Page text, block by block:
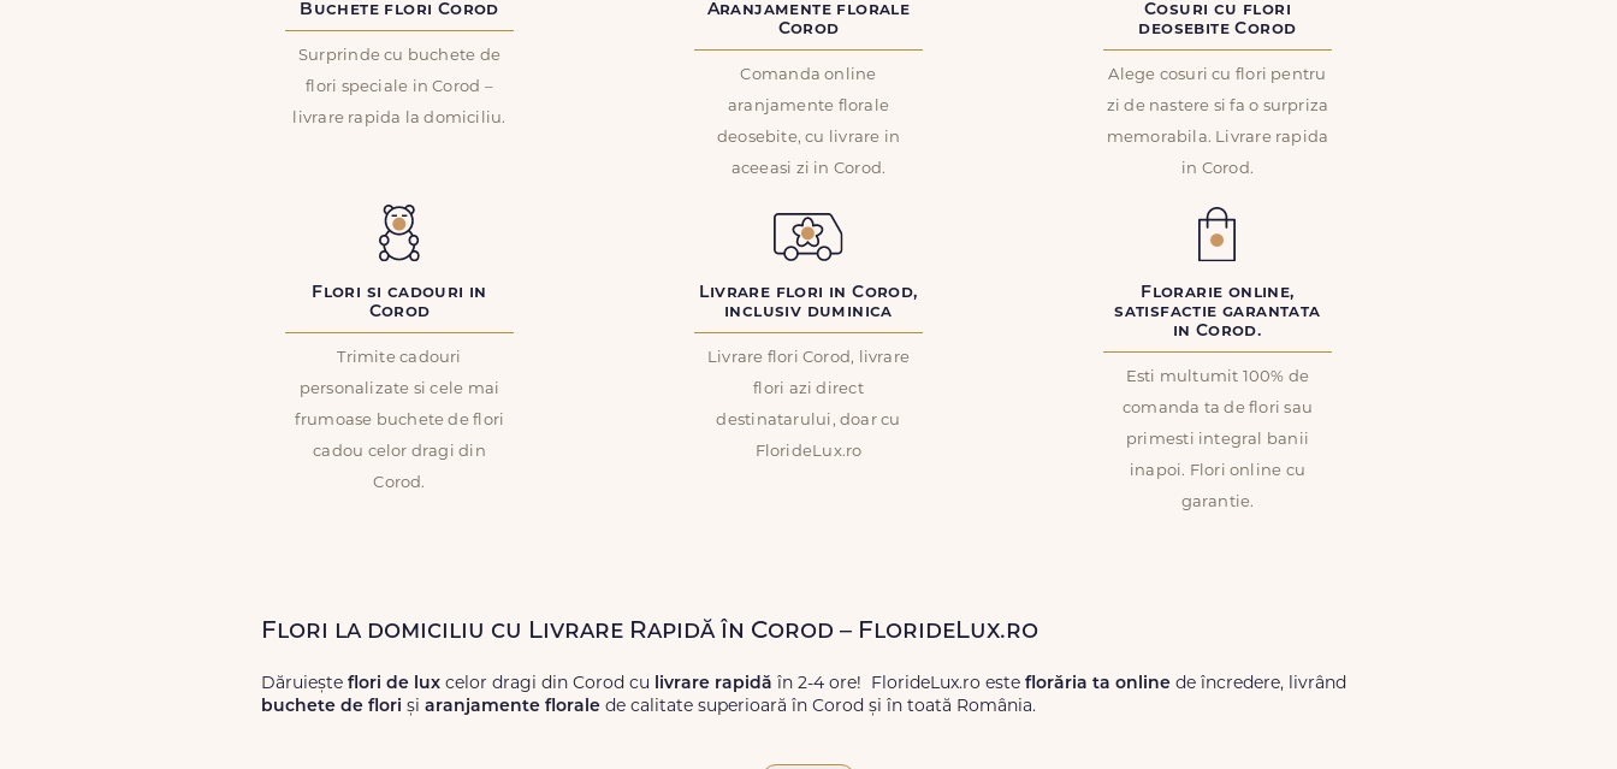
Buchete flori Corod
Surprinde cu buchete de
flori speciale in Corod –
livrare rapida la domiciliu.
Aranjamente florale
Corod
Comanda online
aranjamente florale
deosebite, cu livrare in
aceeasi zi in Corod.
Cosuri cu flori
deosebite Corod
Alege cosuri cu flori pentru
zi de nastere si fa o surpriza
memorabila. Livrare rapida
in Corod.
Flori si cadouri in
Corod
Trimite cadouri
personalizate si cele mai
frumoase buchete de flori
cadou celor dragi din
Corod.
Livrare flori in Corod,
inclusiv duminica
Livrare flori Corod, livrare
flori azi direct
destinatarului, doar cu
FlorideLux.ro
Florarie online,
satisfactie garantata
in Corod.
Esti multumit 100% de
comanda ta de flori sau
primesti integral banii
inapoi. Flori online cu
garantie.
Flori la domiciliu cu Livrare Rapidă în Corod – FlorideLux.ro
Dăruiește flori de lux celor dragi din Corod cu livrare rapidă în 2-4 ore! FlorideLux.ro este florăria ta online de încredere, livrând
buchete de flori și aranjamente florale de calitate superioară în Corod și în toată România.